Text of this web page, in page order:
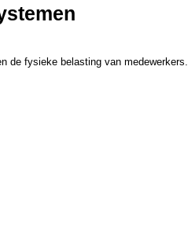
de fysieke belasting van medewerkers.